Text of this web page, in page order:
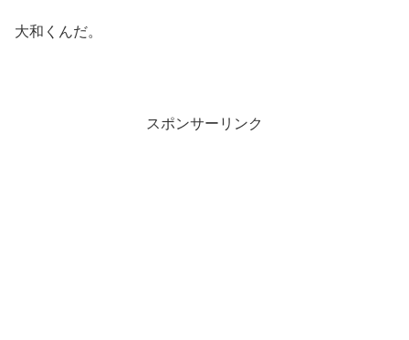
大和くんだ。
スポンサーリンク